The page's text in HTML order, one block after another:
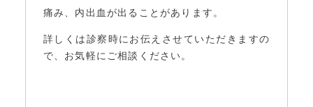
痛み、内出血が出ることがあります。
詳しくは診察時にお伝えさせていただきますの
で、お気軽にご相談ください。